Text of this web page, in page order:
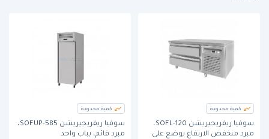
كمية محدودة
سوفيا ريفريجيريشن SOFL-120،
مبرد منخفض الارتفاع يوضع على
كمية محدودة
سوفيا ريفريجيريشن SOFUP-585،
مبرد قائم، بباب واحد